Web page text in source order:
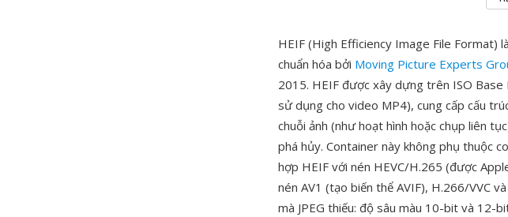
HEIF (High Efficiency Image File Format)
chuẩn hóa bởi Moving Picture Experts
2015. HEIF được xây dựng trên ISO
sử dụng cho video MP4), cung cấp cấu
chuỗi ảnh (như hoạt hình hoặc chụp liên
phá hủy. Container này không phụ thuộc
hợp HEIF với nén HEVC/H.265 (được
nén AV1 (tạo biến thể AVIF), H.266/VVC
mà JPEG thiếu: độ sâu màu 10-bit và 12-